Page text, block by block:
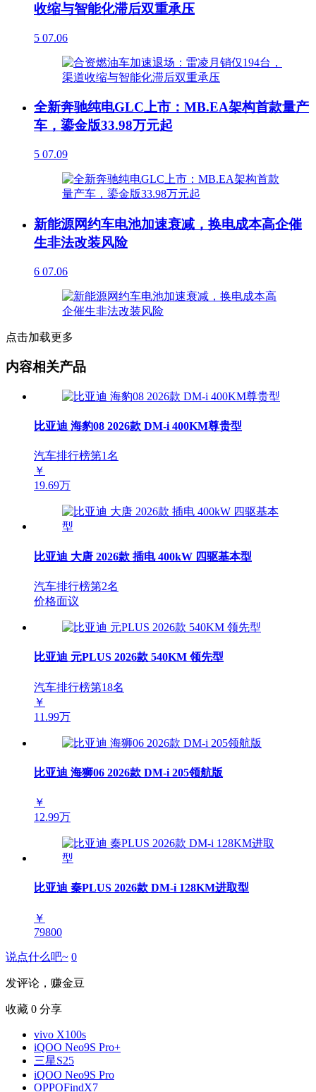
收缩与智能化滞后双重承压
5 07.06
全新奔驰纯电GLC上市：MB.EA架构首款量产
车，鎏金版33.98万元起
5 07.09
新能源网约车电池加速衰减，换电成本高企催
生非法改装风险
6 07.06
点击加载更多
内容相关产品
比亚迪 海豹08 2026款 DM-i 400KM尊贵型
汽车排行榜第1名
￥
19.69万
比亚迪 大唐 2026款 插电 400kW 四驱基本型
汽车排行榜第2名
价格面议
比亚迪 元PLUS 2026款 540KM 领先型
汽车排行榜第18名
￥
11.99万
比亚迪 海狮06 2026款 DM-i 205领航版
￥
12.99万
比亚迪 秦PLUS 2026款 DM-i 128KM进取型
￥
79800
说点什么吧~ 0
发评论，赚金豆
收藏 0 分享
vivo X100s
iQOO Neo9S Pro+
三星S25
iQOO Neo9S Pro
OPPOFindX7